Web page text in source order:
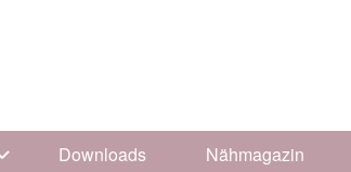
& Tricks
Unternavigation von Stoff Fibel
Downloads Nähmagazin